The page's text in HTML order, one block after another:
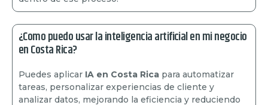
¿Como puedo usar la inteligencia artificial en mi negocio
en Costa Rica?
Puedes aplicar IA en Costa Rica para automatizar
tareas, personalizar experiencias de cliente y
analizar datos, mejorando la eficiencia y reduciendo